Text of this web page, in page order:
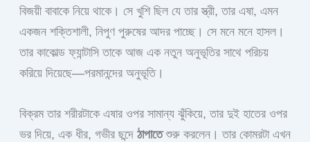
বিজয়ী বাবাকে নিয়ে থাকে। সে খুশি ছিল যে তার স্ত্রী, তার এষা, এমন
একজন শক্তিশালী, নিপুণ পুরুষের আদর পাচ্ছে। সে মনে মনে হাসল।
তার কাকোল্ড ফ্যান্টাসি তাকে আজ এক নতুন অনুভূতির সাথে পরিচয়
করিয়ে দিয়েছে—পরমানন্দের অনুভূতি।
বিক্রম তার শরীরটাকে এষার ওপর সামান্য ঝুঁকিয়ে, তার দুই হাতের ওপর
ভর দিয়ে, এক ধীর, গভীর ছন্দে ঠাপাতেশুরু করলেন। তার কোমরটা এখন